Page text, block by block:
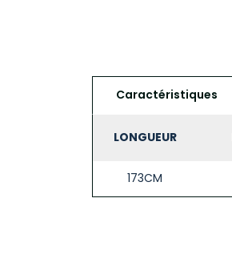
Caractéristiques
LONGUEUR
173CM